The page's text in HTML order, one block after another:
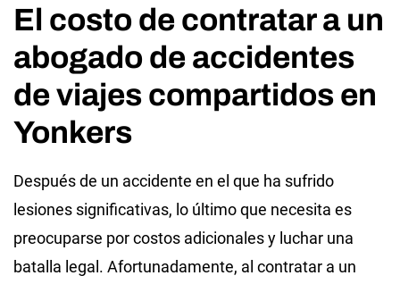
El costo de contratar a un
abogado de accidentes
de viajes compartidos en
Yonkers
Después de un accidente en el que ha sufrido
lesiones significativas, lo último que necesita es
preocuparse por costos adicionales y luchar una
batalla legal. Afortunadamente, al contratar a un